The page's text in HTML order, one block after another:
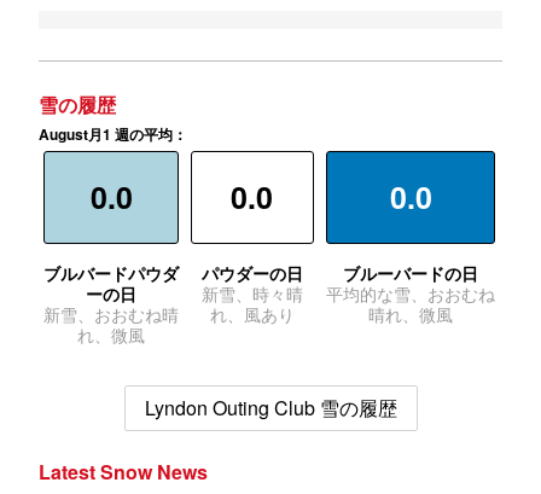
雪の履歴
August月1 週の平均：
0.0
ブルバードパウダ
ーの日
新雪、おおむね晴
れ、微風
0.0
パウダーの日
新雪、時々晴
れ、風あり
0.0
ブルーバードの日
平均的な雪、おおむね
晴れ、微風
Lyndon Outing Club 雪の履歴